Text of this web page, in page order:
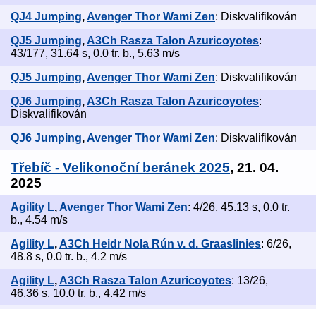
QJ4 Jumping,Avenger Thor Wami Zen: Diskvalifikován
QJ5 Jumping, A3Ch Rasza Talon Azuricoyotes:
43/177, 31.64 s, 0.0 tr. b., 5.63 m/s
QJ5 Jumping,Avenger Thor Wami Zen: Diskvalifikován
QJ6 Jumping, A3Ch Rasza Talon Azuricoyotes:
Diskvalifikován
QJ6 Jumping,Avenger Thor Wami Zen: Diskvalifikován
Třebíč - Velikonoční beránek 2025, 21. 04.
2025
Agility L, Avenger Thor Wami Zen: 4/26, 45.13 s, 0.0 tr.
b., 4.54 m/s
Agility L,A3Ch Heidr Nola Rún v. d. Graaslinies: 6/26,
48.8 s, 0.0 tr. b., 4.2 m/s
Agility L, A3Ch Rasza Talon Azuricoyotes: 13/26,
46.36 s, 10.0 tr. b., 4.42 m/s